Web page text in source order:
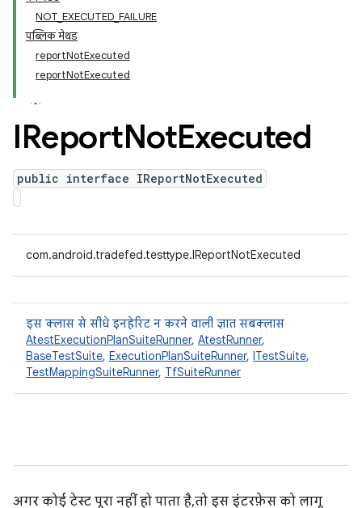
NOT_EXECUTED_FAILURE
पब्लिक मेथड
reportNotExecuted
reportNotExecuted
IReportNotExecuted
public interface IReportNotExecuted
com.android.tradefed.testtype.IReportNotExecuted
इस क्लास से सीधे इनहेरिट न करने वाली ज्ञात सबक्लास
AtestExecutionPlanSuiteRunner, AtestRunner,
BaseTestSuite, ExecutionPlanSuiteRunner, ITestSuite,
TestMappingSuiteRunner, TfSuiteRunner
अगर कोई टेस्ट पूरा नहीं हो पाता है, तो इस इंटरफ़ेस को लागू